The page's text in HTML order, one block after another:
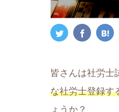
皆さんは社労士
な社労士登録す
ょうか？